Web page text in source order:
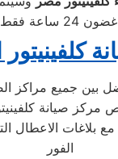
فقط.
صيانة
بلاغات الاعطال
الفور